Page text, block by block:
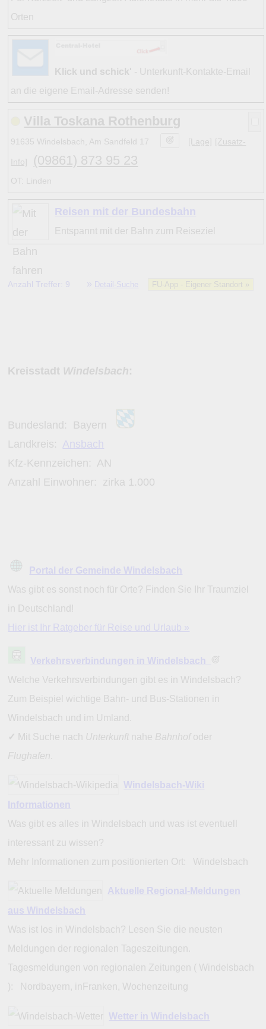
Orten
Klick und schick' - Unterkunft-Kontakte-Email
an die eigene Email-Adresse senden!
Villa Toskana Rothenburg
91635 Windelsbach, Am Sandfeld 17 [Lage] [Zusatz-
Info] (09861) 873 95 23
OT: Linden
Reisen mit der Bundesbahn
Entspannt mit der Bahn zum Reiseziel
Anzahl Treffer: 9 » Detail-Suche FU-App - Eigener Standort »
Kreisstadt Windelsbach:
Bundesland: Bayern
Landkreis: Ansbach
Kfz-Kennzeichen: AN
Anzahl Einwohner: zirka 1.000
Portal der Gemeinde Windelsbach
Was gibt es sonst noch für Orte? Finden Sie Ihr Traumziel
in Deutschland!
Hier ist Ihr Ratgeber für Reise und Urlaub »
Verkehrsverbindungen in Windelsbach
Welche Verkehrsverbindungen gibt es in Windelsbach?
Zum Beispiel wichtige Bahn- und Bus-Stationen in
Windelsbach und im Umland.
✓ Mit Suche nach Unterkunft nahe Bahnhofoder
Flughafen.
Windelsbach-Wiki
Informationen
Was gibt es alles in Windelsbach und was ist eventuell
interessant zu wissen?
Mehr Informationen zum positionierten Ort: Windelsbach
Aktuelle Regional-Meldungen
aus Windelsbach
Was ist los in Windelsbach? Lesen Sie die neusten
Meldungen der regionalen Tageszeitungen.
Tagesmeldungen von regionalen Zeitungen ( Windelsbach
): Nordbayern, inFranken, Wochenzeitung
Wetter in Windelsbach